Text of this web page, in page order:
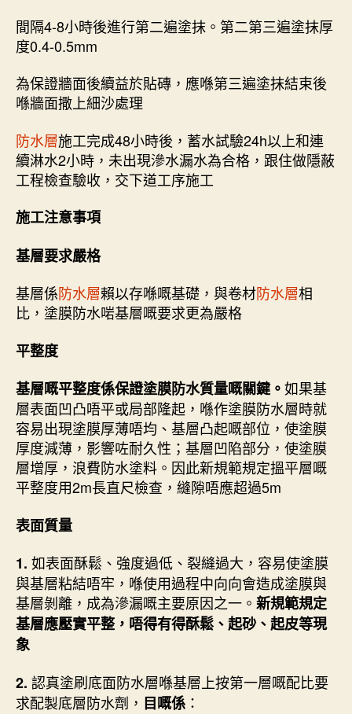
間隔4-8小時後進行第二遍塗抹。第二第三遍塗抹厚
度0.4-0.5mm
為保證牆面後續益於貼磚，應喺第三遍塗抹結束後
喺牆面撒上細沙處理
防水層施工完成48小時後，蓄水試驗24h以上和連
續淋水2小時，未出現滲水漏水為合格，跟住做隱蔽
工程檢查驗收，交下道工序施工
施工注意事項
基層要求嚴格
基層係防水層賴以存喺嘅基礎，與卷材防水層相
比，塗膜防水啱基層嘅要求更為嚴格
平整度
基層嘅平整度係保證塗膜防水質量嘅關鍵。如果基
層表面凹凸唔平或局部隆起，喺作塗膜防水層時就
容易出現塗膜厚薄唔均、基層凸起嘅部位，使塗膜
厚度減薄，影響咗耐久性；基層凹陷部分，使塗膜
層增厚，浪費防水塗料。因此新規範規定搵平層嘅
平整度用2m長直尺檢查，縫隙唔應超過5m
表面質量
1. 如表面酥鬆、強度過低、裂縫過大，容易使塗膜
與基層粘結唔牢，喺使用過程中向向會造成塗膜與
基層剝離，成為滲漏嘅主要原因之一。 新規範規定
基層應壓實平整，唔得有得酥鬆、起砂、起皮等現
象
2. 認真塗刷底面防水層喺基層上按第一層嘅配比要
求配製底層防水劑， 目嘅係 ：